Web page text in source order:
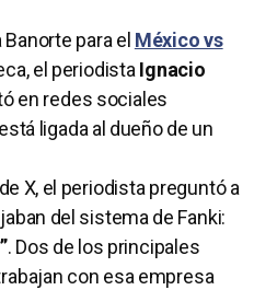
para el México vs
el periodistaIgnacio
en redes sociales
ligada al dueño de un
X, el periodista preguntó a
del sistema de Fanki:
. Dos de los principales
con esa empresa